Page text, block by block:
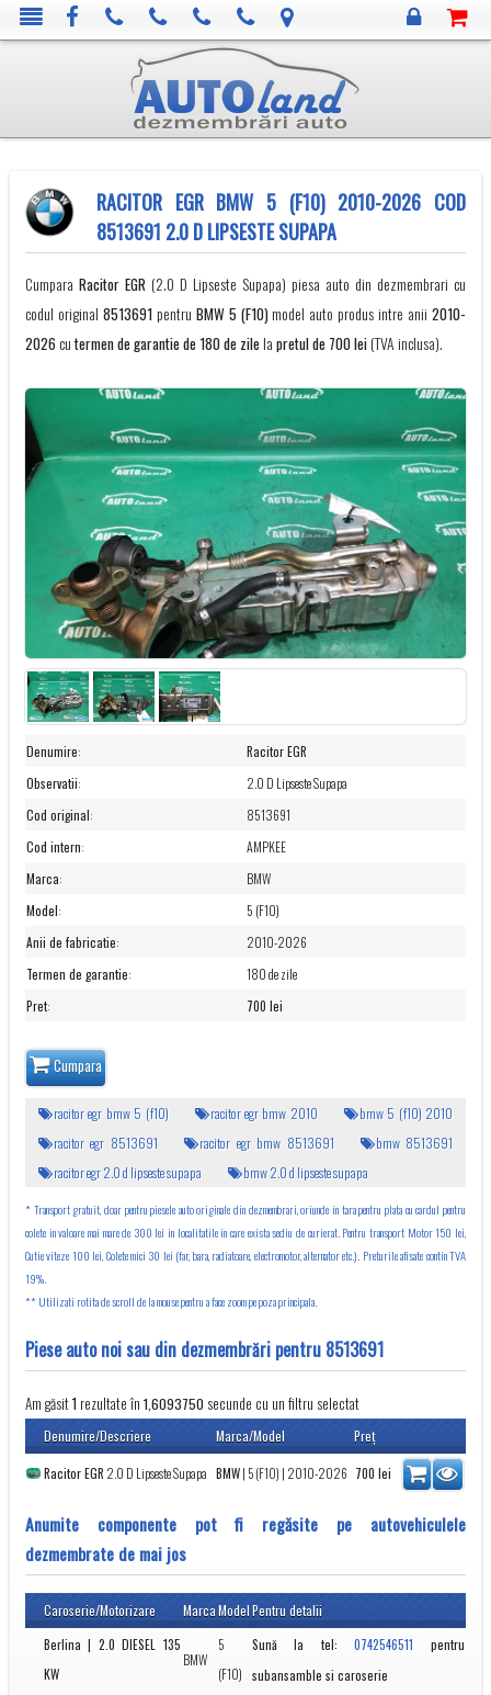
RACITOR EGR BMW 5 (F10) 2010-2026 COD
8513691 2.0 D LIPSESTE SUPAPA
Cumpara Racitor EGR(2.0 D Lipseste Supapa) piesa auto din dezmembrari cu
codul original 8513691pentru BMW 5 (F10)model auto produs intre anii2010-
2026 cutermen de garantie de 180 de zile la pretul de 700 lei(TVA inclusa).
Denumire:
Racitor EGR
Observatii:
2.0 D Lipseste Supapa
Cod original:
8513691
Cod intern:
AMPKEE
Marca:
BMW
Model:
5 (F10)
Anii de fabricatie:
2010-2026
Termen de garantie:
180 de zile
Pret: 700 lei
Cumpara
racitor egr bmw 5 (f10) racitor egr bmw 2010
bmw 5 (f10) 2010
racitor egr 8513691
racitor egr bmw 8513691
bmw 8513691
racitor egr 2.0 d lipseste supapa
bmw 2.0 d lipseste supapa
* Transport gratuit, doar pentru piesele auto originale din dezmembrari, oriunde in tara pentru plata cu cardul pentru
colete in valoare mai mare de 300 lei in localitatile in care exista sediu de curierat. Pentru transport Motor 150 lei,
Cutie viteze 100 lei, Colete mici 30 lei (far, bara, radiatoare, electromotor, alternator etc.). Preturile afisate contin TVA
19%.
** Utilizati rotita de scroll de la mouse pentru a face zoom pe poza principala.
Piese auto noi sau din dezmembrări pentru 8513691
Am găsit1 rezultate în 1,6093750 secunde cu un filtru selectat
Denumire/Descriere Marca/Model
Preţ
Racitor EGR 2.0 D Lipseste Supapa BMW| 5 (F10) | 2010-2026 700 lei
Anumite componente pot fi regăsite pe autovehiculele
dezmembrate de mai jos
Caroserie/Motorizare MarcaModelPentru detalii
Berlina | 2.0 DIESEL 135
KW
BMW
5
(F10)
Sună la tel:0742546511
pentru
subansamble si caroserie